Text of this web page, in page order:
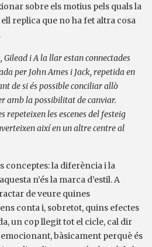
sobre els motius pels quals la
replica que no ha fet altra cosa
Gilead i A la llar estan connectades
per John Ames i Jack, repetida en
de si és possible conciliar allò
amb la possibilitat de canviar.
repeteixen les escenes del festeig
així en un altre centre al
conceptes: la diferència i la
n’és la marca d’estil. A
de veure quines
conta i, sobretot, quins efectes
un cop llegit tot el cicle, cal dir
bàsicament perquè és